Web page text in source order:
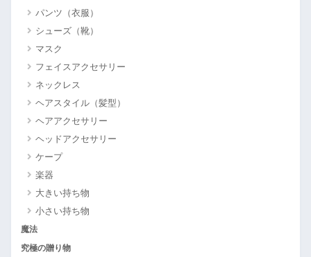
パンツ（衣服）
シューズ（靴）
マスク
フェイスアクセサリー
ネックレス
ヘアスタイル（髪型）
ヘアアクセサリー
ヘッドアクセサリー
ケープ
楽器
大きい持ち物
小さい持ち物
魔法
究極の贈り物